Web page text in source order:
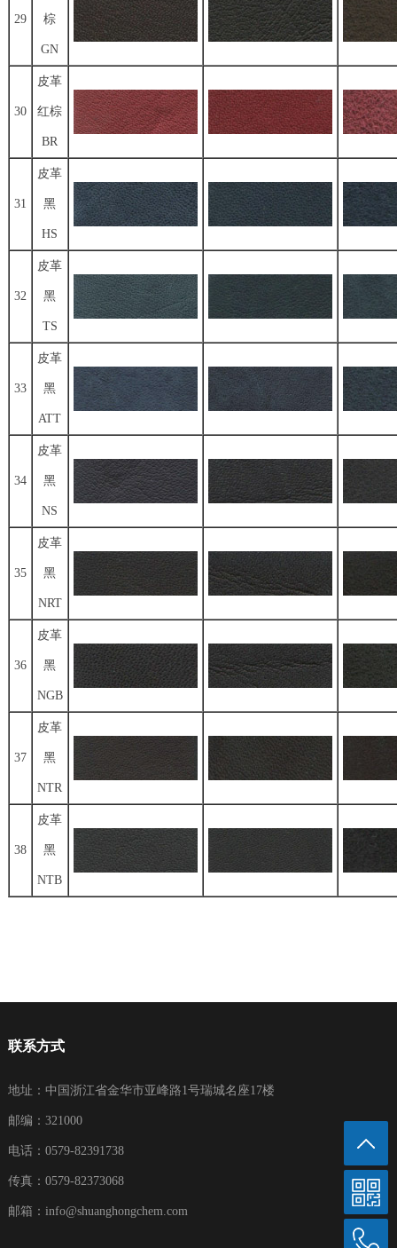
29 棕
GN
30
皮革
红棕
BR
31
皮革
黑
HS
32
皮革
黑
TS
33
皮革
黑
ATT
34
皮革
黑
NS
35
皮革
黑
NRT
36
皮革
黑
NGB
37
皮革
黑
NTR
38
皮革
黑
NTB
联系方式
地址：中国浙江省金华市亚峰路1号瑞城名座17楼
邮编：321000
电话：0579-82391738
传真：0579-82373068
邮箱： info@shuanghongchem.com